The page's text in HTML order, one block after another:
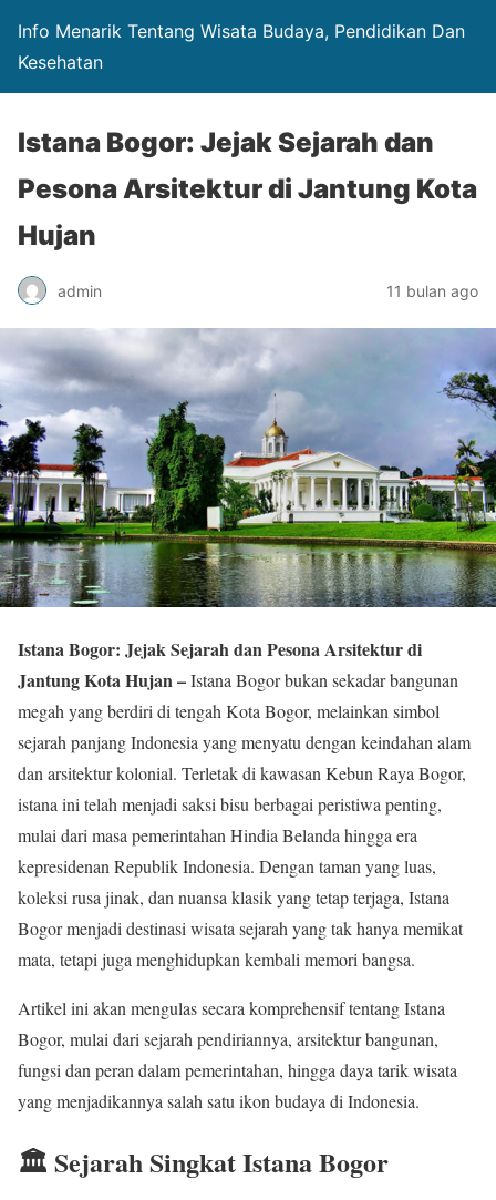
Info Menarik Tentang Wisata Budaya, Pendidikan Dan
Kesehatan
Istana Bogor: Jejak Sejarah dan
Pesona Arsitektur di Jantung Kota
Hujan
admin 11 bulan ago
Istana Bogor: Jejak Sejarah dan Pesona Arsitektur di
Jantung Kota Hujan –Istana Bogor bukan sekadar bangunan
megah yang berdiri di tengah Kota Bogor, melainkan simbol
sejarah panjang Indonesia yang menyatu dengan keindahan alam
dan arsitektur kolonial. Terletak di kawasan Kebun Raya Bogor,
istana ini telah menjadi saksi bisu berbagai peristiwa penting,
mulai dari masa pemerintahan Hindia Belanda hingga era
kepresidenan Republik Indonesia. Dengan taman yang luas,
koleksi rusa jinak, dan nuansa klasik yang tetap terjaga, Istana
Bogor menjadi destinasi wisata sejarah yang tak hanya memikat
mata, tetapi juga menghidupkan kembali memori bangsa.
Artikel ini akan mengulas secara komprehensif tentang Istana
Bogor, mulai dari sejarah pendiriannya, arsitektur bangunan,
fungsi dan peran dalam pemerintahan, hingga daya tarik wisata
yang menjadikannya salah satu ikon budaya di Indonesia.
🏛️ Sejarah Singkat Istana Bogor